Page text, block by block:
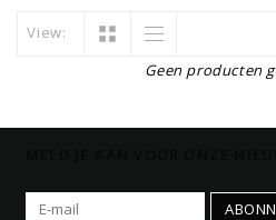
View:
Geen producten